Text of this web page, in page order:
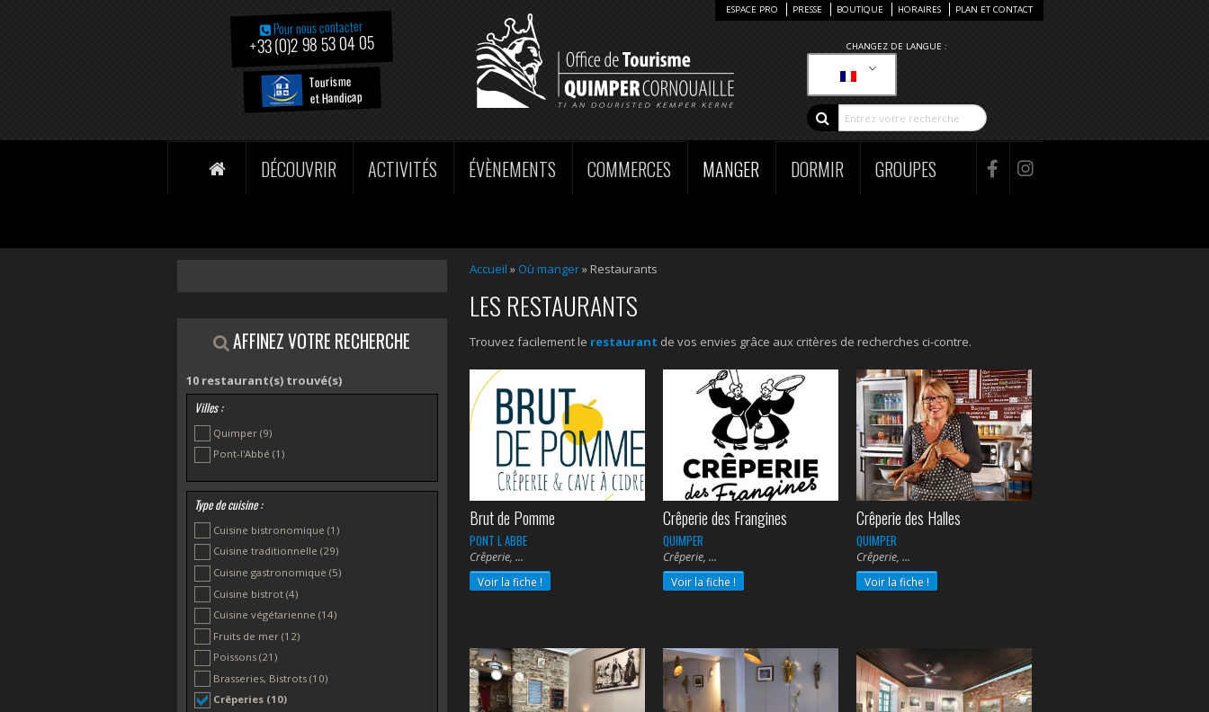
Pour nous contacter
+33 (0)2 98 53 04 05
Tourisme
et Handicap
CHANGEZ DE LANGUE :
ESPACE PRO PRESSE BOUTIQUE HORAIRES PLAN ET CONTACT
DÉCOUVRIR ACTIVITÉS ÉVÈNEMENTS COMMERCES MANGER DORMIR GROUPES
AFFINEZ VOTRE RECHERCHE
10restaurant(s) trouvé(s)
Villes :
Quimper (9)
Pont-l'Abbé (1)
Type de cuisine :
Cuisine bistronomique (1)
Cuisine traditionnelle (29)
Cuisine gastronomique (5)
Cuisine bistrot (4)
Cuisine végétarienne (14)
Fruits de mer (12)
Poissons (21)
Brasseries, Bistrots (10)
Crêperies (10)
Accueil » Où manger» Restaurants
LES RESTAURANTS
Trouvez facilement le restaurant de vos envies grâce aux critères de recherches ci-contre.
Brut de Pomme
PONT L ABBE
Crêperie,
Voir la fiche !
Crêperie des Frangines
QUIMPER
Crêperie,
Voir la fiche !
Crêperie des Halles
QUIMPER
Crêperie,
Voir la fiche !